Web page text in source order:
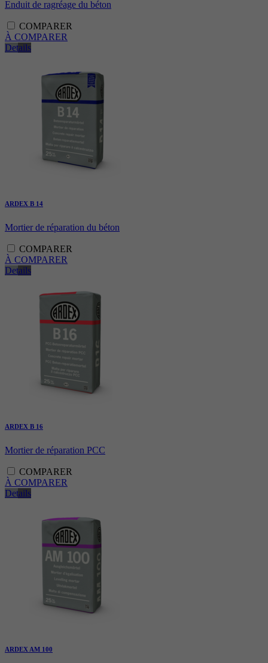
Enduit de ragréage du béton
COMPARER
À COMPARER
Details
ARDEX B 14
Mortier de réparation du béton
COMPARER
À COMPARER
Details
ARDEX B 16
Mortier de réparation PCC
COMPARER
À COMPARER
Details
ARDEX AM 100